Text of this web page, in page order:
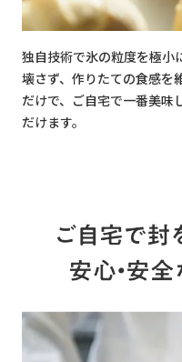
独自技術で氷の粒度を極小
壊さず、作りたての食感を
だけで、ご自宅で一番美味
だけます。